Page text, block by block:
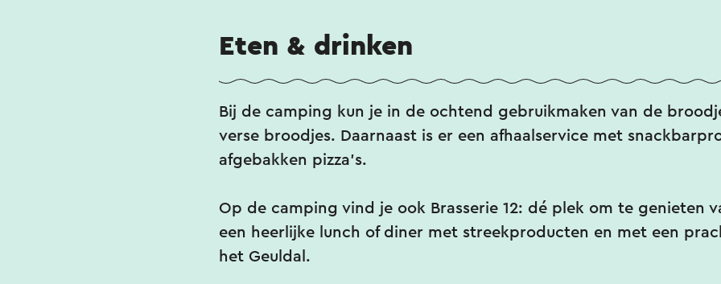
Eten & drinken
Bij de camping kun je in de ochtend gebruikmaken van de
verse broodjes. Daarnaast is er een afhaalservice met
afgebakken pizza’s.
Op de camping vind je ook Brasserie 12: dé plek om te genieten
een heerlijke lunch of diner met streekproducten en met een
het Geuldal.